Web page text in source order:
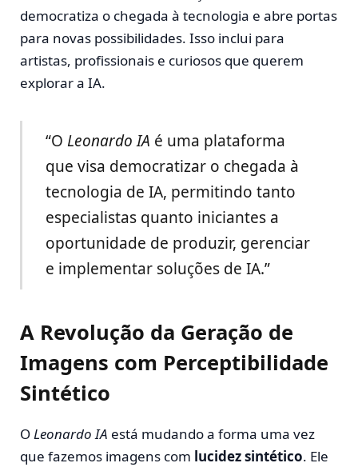
democratiza o chegada à tecnologia e abre portas
para novas possibilidades. Isso inclui para
artistas, profissionais e curiosos que querem
explorar a IA.
“O Leonardo IA é uma plataforma
que visa democratizar o chegada à
tecnologia de IA, permitindo tanto
especialistas quanto iniciantes a
oportunidade de produzir, gerenciar
e implementar soluções de IA.”
A Revolução da Geração de
Imagens com Perceptibilidade
Sintético
OLeonardo IA está mudando a forma uma vez
que fazemos imagens com lucidez sintético. Ele